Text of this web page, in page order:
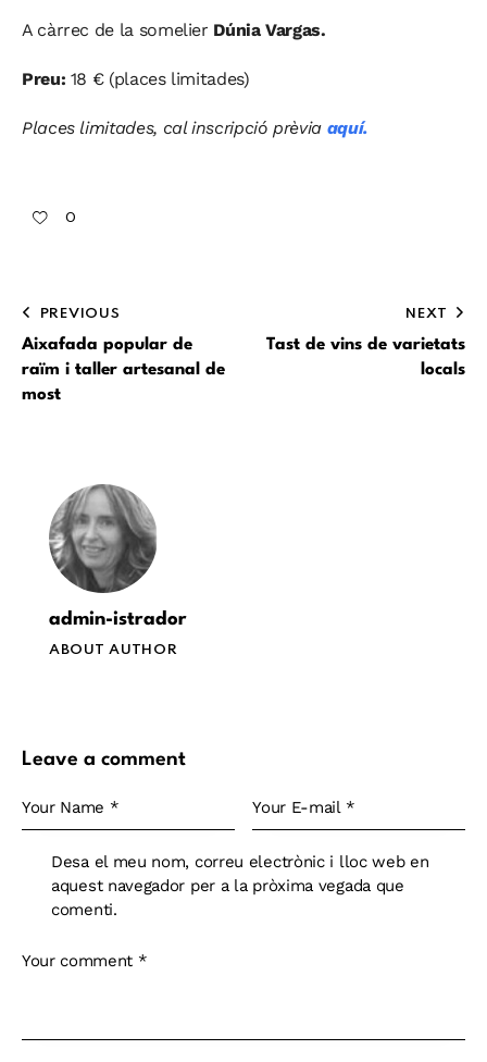
A càrrec de la somelier Dúnia Vargas.
Preu: 18 € (places limitades)
Places limitades, cal inscripció prèvia aquí.
0
PREVIOUS
Aixafada popular de
raïm i taller artesanal de
most
NEXT
Tast de vins de varietats
locals
admin-istrador
ABOUT AUTHOR
Leave a comment
Desa el meu nom, correu electrònic i lloc web en
aquest navegador per a la pròxima vegada que
comenti.